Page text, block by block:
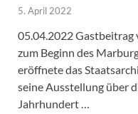
5. April 2022
05.04.2022 Gastbeitrag
zum Beginn des
eröffnete das
seine Ausstellung über
Jahrhundert …